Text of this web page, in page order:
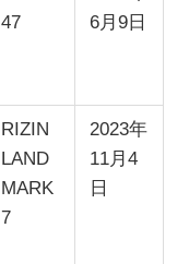
47
6月9日
RIZIN
LAND
MARK
7
2023年
11月4
日